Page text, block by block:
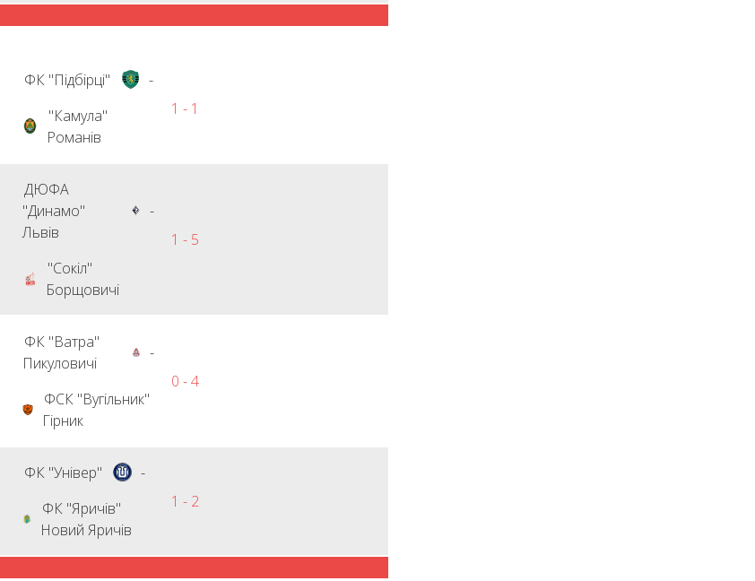
ФК "Підбірці"
-
"Камула"
Романів
1 - 1
ДЮФА
"Динамо"
Львів
-
"Сокіл"
Борщовичі
1 - 5
ФК "Ватра"
Пикуловичі
-
ФСК "Вугільник"
Гірник
0 - 4
ФК "Універ"
-
ФК "Яричів"
Новий Яричів
1 - 2